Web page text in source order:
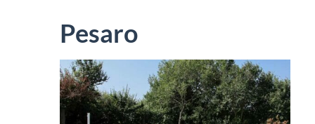
Pesaro